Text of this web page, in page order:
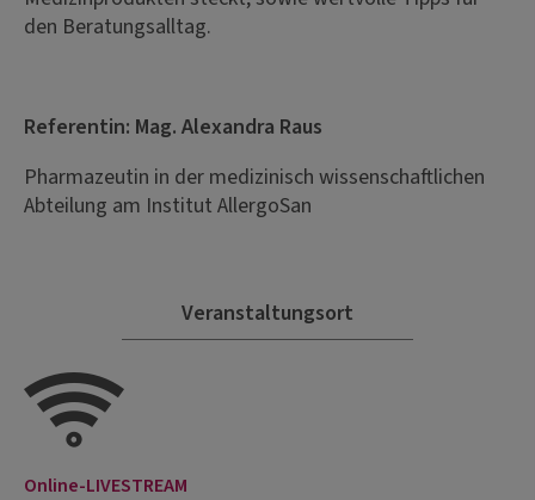
den Beratungsalltag.
Referentin: Mag. Alexandra Raus
Pharmazeutin in der medizinisch wissenschaftlichen
Abteilung am Institut AllergoSan
Veranstaltungsort
Online-LIVESTREAM